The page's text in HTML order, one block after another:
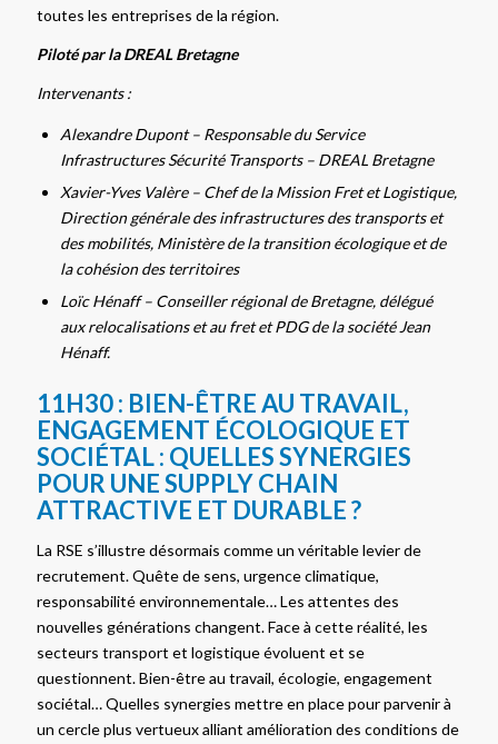
toutes les entreprises de la région.
Piloté par la DREAL Bretagne
Intervenants :
Alexandre Dupont – Responsable du Service
Infrastructures Sécurité Transports – DREAL Bretagne
Xavier-Yves Valère – Chef de la Mission Fret et Logistique,
Direction générale des infrastructures des transports et
des mobilités, Ministère de la transition écologique et de
la cohésion des territoires
Loïc Hénaff – Conseiller régional de Bretagne, délégué
aux relocalisations et au fret et PDG de la société Jean
Hénaff.
11H30 : BIEN-ÊTRE AU TRAVAIL,
ENGAGEMENT ÉCOLOGIQUE ET
SOCIÉTAL : QUELLES SYNERGIES
POUR UNE SUPPLY CHAIN
ATTRACTIVE ET DURABLE ?
La RSE s’illustre désormais comme un véritable levier de
recrutement. Quête de sens, urgence climatique,
responsabilité environnementale… Les attentes des
nouvelles générations changent. Face à cette réalité, les
secteurs transport et logistique évoluent et se
questionnent. Bien-être au travail, écologie, engagement
sociétal… Quelles synergies mettre en place pour parvenir à
un cercle plus vertueux alliant amélioration des conditions de